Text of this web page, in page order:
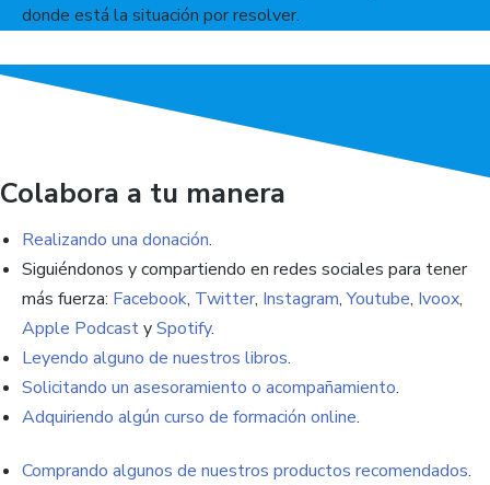
donde está la situación por resolver.
Colabora a tu manera
Realizando una donación.
Siguiéndonos y compartiendo en redes sociales para tener
más fuerza: Facebook, Twitter, Instagram,Youtube, Ivoox,
Apple PodcastySpotify.
Leyendo alguno de nuestros libros.
Solicitando un asesoramiento o acompañamiento.
Adquiriendo algún curso de formación online.
Comprando algunos de nuestros productos recomendados.